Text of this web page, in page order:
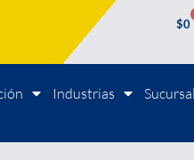
$0
Industrias